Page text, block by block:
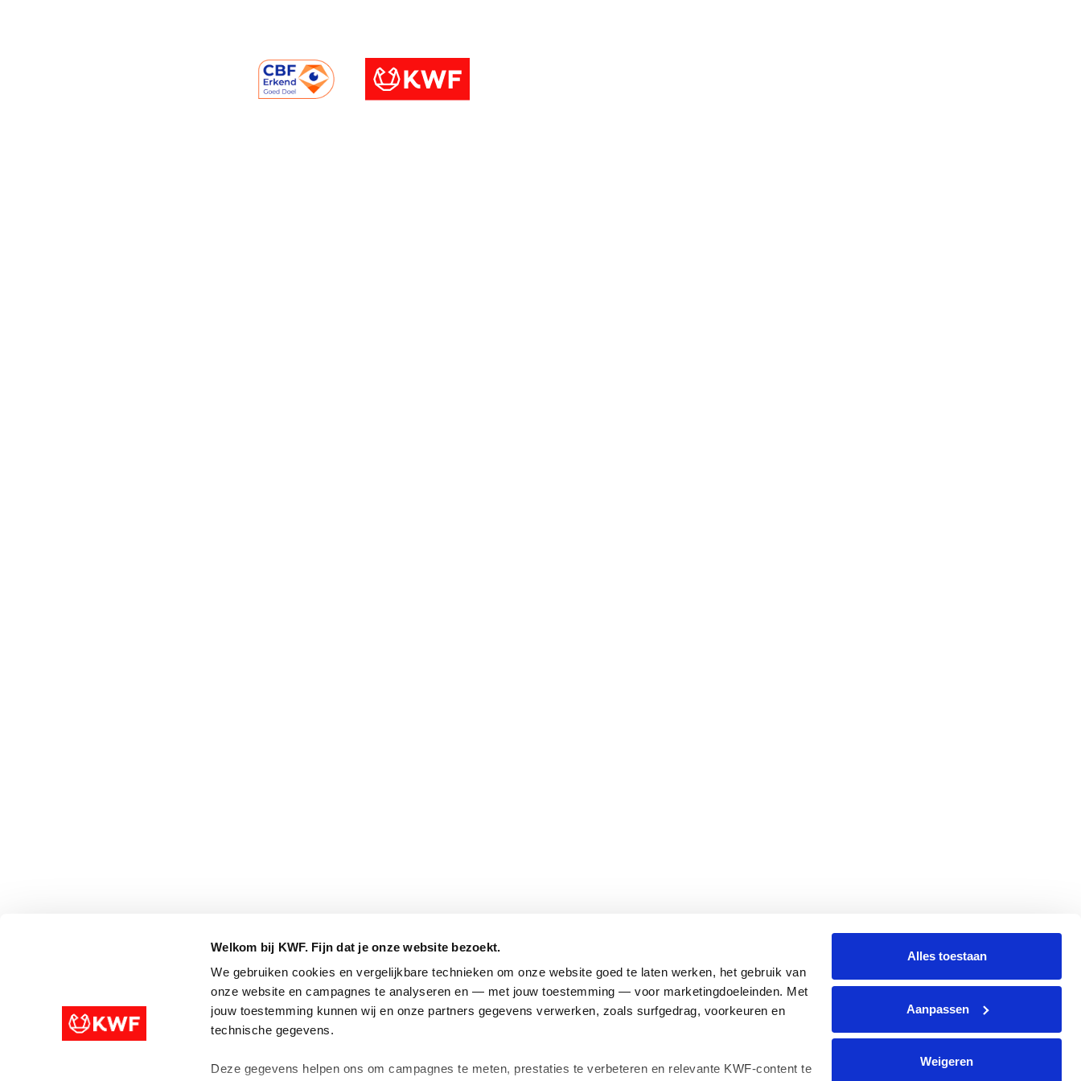
Welkom bij KWF. Fijn dat je onze website bezoekt.
We gebruiken cookies en vergelijkbare technieken om onze website goed te laten werken, het gebruik van
onze website en campagnes te analyseren en — met jouw toestemming — voor marketingdoeleinden. Met
jouw toestemming kunnen wij en onze partners gegevens verwerken, zoals surfgedrag, voorkeuren en
technische gegevens.
Deze gegevens helpen ons om campagnes te meten, prestaties te verbeteren en relevante KWF-content te
Alles toestaan
Aanpassen
Weigeren